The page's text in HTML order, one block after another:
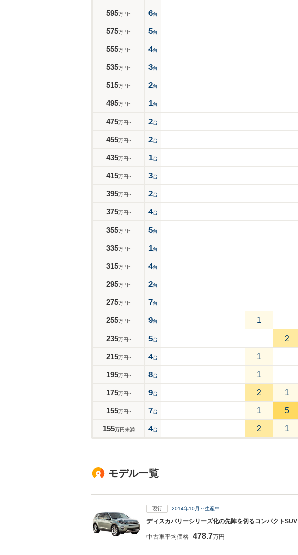
595万円~ 6台
575万円~ 5台
555万円~ 4台
535万円~ 3台
515万円~ 2台
495万円~ 1台
475万円~ 2台
455万円~ 2台
435万円~ 1台
415万円~ 3台
395万円~ 2台
375万円~ 4台
355万円~ 5台
335万円~ 1台
315万円~ 4台
295万円~ 2台
275万円~ 7台
255万円~ 9台 1
235万円~ 5台 2
215万円~ 4台 1
195万円~ 8台 1
175万円~ 9台 2 1
155万円~ 7台 1 5
155万円未満 4台 2 1
モデル一覧
現行 2014年10月～生産中
ディスカバリーシリーズ化の先陣を切るコンパクトSUV
中古車平均価格 478.7万円